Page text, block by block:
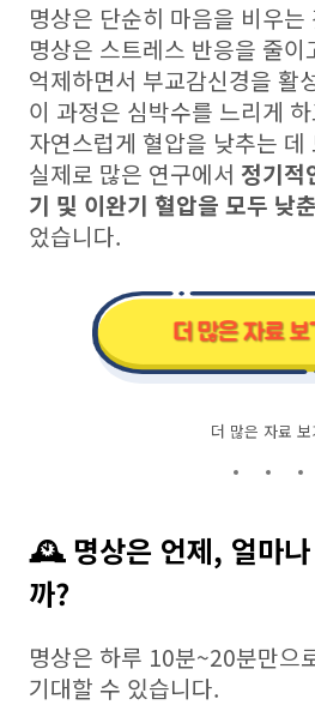
명상은 단순히 마음을 비우는
명상은 스트레스 반응을 줄
억제하면서 부교감신경을 활
이 과정은 심박수를 느리게
자연스럽게 혈압을 낮추는 데
실제로 많은 연구에서 정기적
기 및 이완기 혈압을 모두 낮
었습니다.
더 많은 자료 보
🕰 명상은 언제, 얼마나
까?
명상은 하루 10분~20분만으
기대할 수 있습니다.